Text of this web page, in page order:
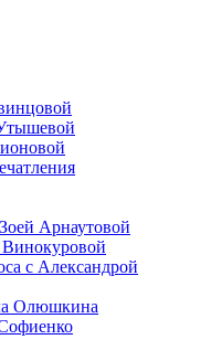
Арнаутовой
с Александрой
Олюшкина